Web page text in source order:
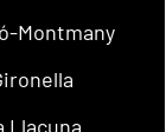
Montmany
Llacuna